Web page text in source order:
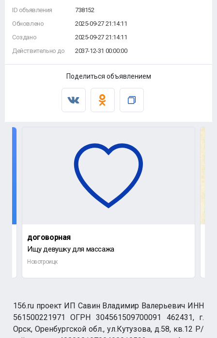
ID объявления
Обновлено
Создано
Действительно до
738152
2025-09-27 21:14:11
2025-09-27 21:14:11
2037-12-31 00:00:00
Поделиться объявлением
договорная
Ищу девушку для массажа
Новотроицк
156.ru проект ИП Савин Владимир Валерьевич ИНН
561500221971 ОГРН 304561509700091 462431, г.
Орск, Оренбургской обл., ул.Кутузова, д.58, кв.12 Р/